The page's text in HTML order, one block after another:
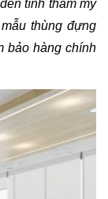
tính thẩm mỹ
thùng đựng
bảo hàng chính